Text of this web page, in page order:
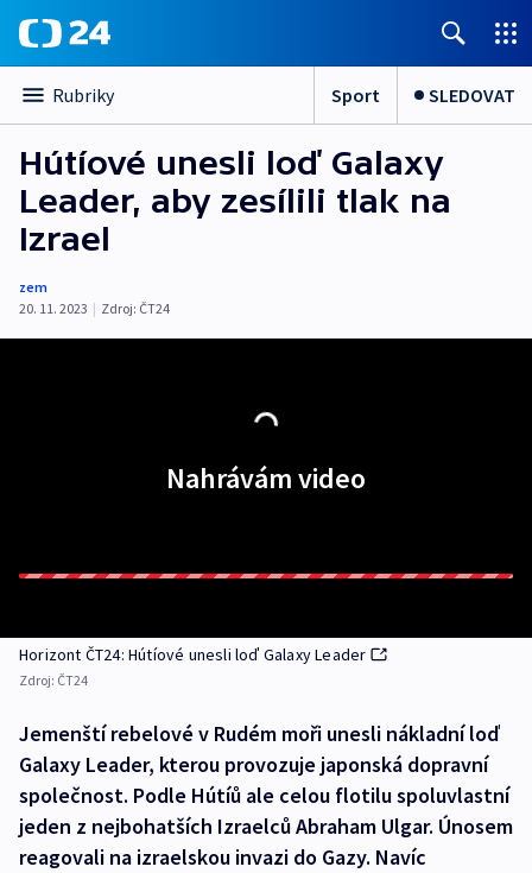
Rubriky Sport SLEDOVAT
Hútíové unesli loď Galaxy
Leader, aby zesílili tlak na
Izrael
zem
20. 11. 2023 | Zdroj: ČT24
Nahrávám video
Horizont ČT24: Hútíové unesli loď Galaxy Leader
Zdroj: ČT24
Jemenští rebelové v Rudém moři unesli nákladní loď
Galaxy Leader, kterou provozuje japonská dopravní
společnost. Podle Hútíů ale celou flotilu spoluvlastní
jeden z nejbohatších Izraelců Abraham Ulgar. Únosem
reagovali na izraelskou invazi do Gazy. Navíc